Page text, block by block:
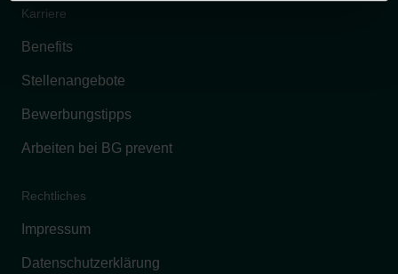
Karriere
Benefits
Stellenangebote
Bewerbungstipps
Arbeiten bei BG prevent
Rechtliches
Impressum
Datenschutzerklärung